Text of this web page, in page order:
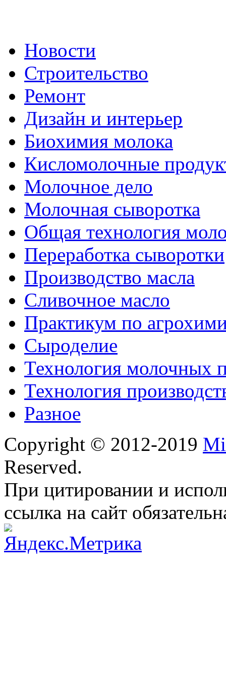
Новости
Строительство
Ремонт
Дизайн и интерьер
Биохимия молока
Кисломолочные
Молочное дело
Молочная сыворотка
Общая технология
Переработка сыворотки
Производство масла
Сливочное масло
Практикум по
Сыроделие
Технология молочных
Технология
Разное
Copyright © 2012-2019
Reserved.
При цитировании и
ссылка на сайт